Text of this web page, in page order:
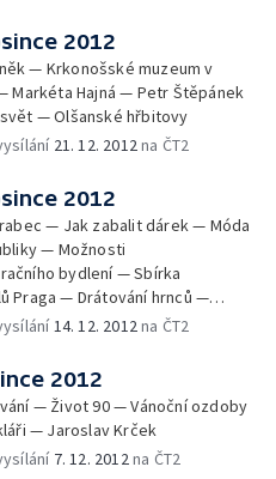
2012
— Krkonošské muzeum v
Markéta Hajná — Petr Štěpánek
— Olšanské hřbitovy
21. 12. 2012 na ČT2
2012
— Jak zabalit dárek — Móda
— Možnosti
bydlení — Sbírka
Praga — Drátování hrnců —
14. 12. 2012 na ČT2
2012
— Život 90 — Vánoční ozdoby
— Jaroslav Krček
7. 12. 2012 na ČT2